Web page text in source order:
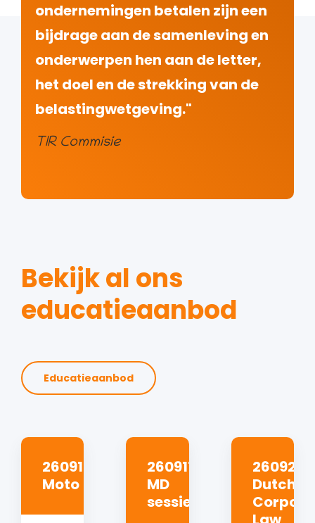
ondernemingen betalen zijn een
bijdrage aan de samenleving en
onderwerpen hen aan de letter,
het doel en de strekking van de
belastingwetgeving."
TIR Commisie
Bekijk al ons
educatieaanbod
Educatieaanbod
260910
Moto
260917
MD
sessie
260923
Dutch